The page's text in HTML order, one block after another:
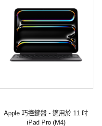
Apple 巧控鍵盤 - 適用於 11 吋
iPad Pro (M4)